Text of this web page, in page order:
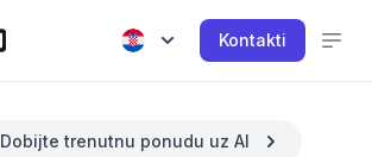
Kontakti
Dobijte trenutnu ponudu uz AI